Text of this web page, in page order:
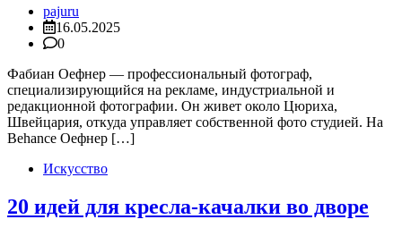
pajuru
16.05.2025
0
Фабиан Оефнер — профессиональный фотограф,
специализирующийся на рекламе, индустриальной и
редакционной фотографии. Он живет около Цюриха,
Швейцария, откуда управляет собственной фото студией. На
Behance Оефнер […]
Искусство
20 идей для кресла-качалки во дворе